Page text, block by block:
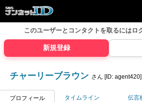
このユーザーとコンタクトを取るにはロ
新規登録
チャーリーブラウン さん [ID: agent420]
プロフィール タイムライン 伝言